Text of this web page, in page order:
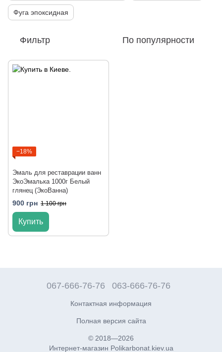
Фуга эпоксидная
Фильтр По популярности
−18%
Эмаль для реставрации ванн
ЭкоЭмалька 1000г Белый
глянец (ЭкоВанна)
900 грн 1 100 грн
Купить
067-666-76-76 063-666-76-76
Контактная информация
Полная версия сайта
© 2018—2026
Интернет-магазин Polikarbonat.kiev.ua